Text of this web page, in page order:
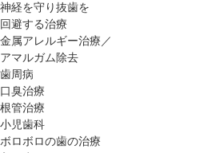
神経を守り抜歯を
回避する治療
金属アレルギー治療／
アマルガム除去
歯周病
口臭治療
根管治療
小児歯科
ボロボロの歯の治療